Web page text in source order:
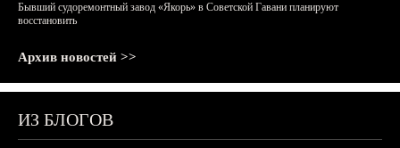
Бывший судоремонтный завод «Якорь» в Советской Гавани планируют
восстановить
Архив новостей >>
ИЗ БЛОГОВ